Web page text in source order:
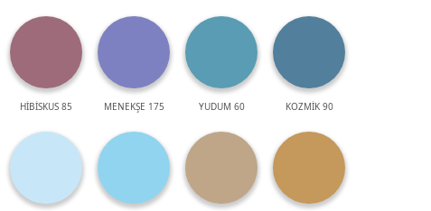
HİBİSKUS 85 MENEKŞE 175 YUDUM 60 KOZMİK 90